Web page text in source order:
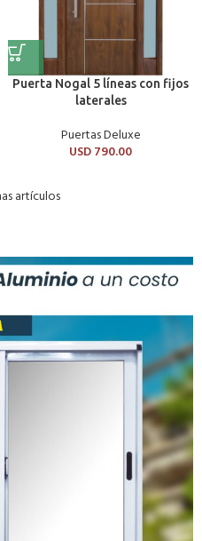
Puerta Nogal 5 líneas con fijos
laterales
Puertas Deluxe
USD790.00
artículos